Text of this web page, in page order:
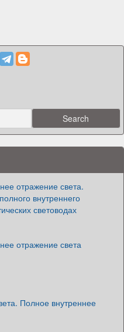
отражение света.
внутреннего
световодах
отражение света
Полное внутреннее